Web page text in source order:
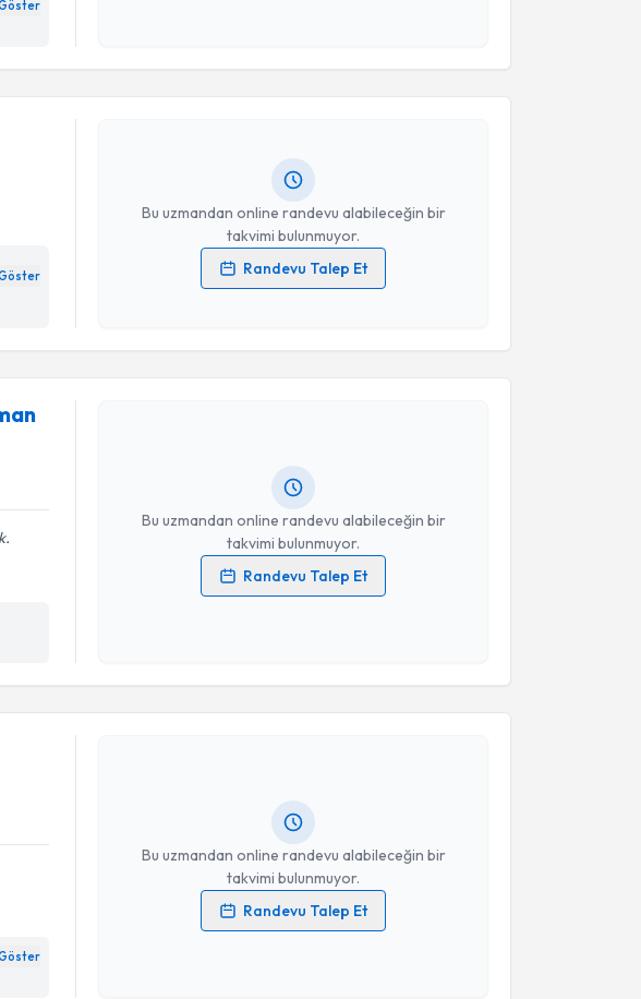
Takvim Talebini Gönder
Bu uzmandan online randevu alabileceğin bir
takvimi bulunmuyor.
Randevu Talep Et
Psk. Hilal Erva Ergüniçin randevu takvimi talebi oluşturun. Size
bu uzmandan randevu almanız için bir takvim hazırlandığında e-
Kişisel verilerimin işlenmesine ilişkinAydınlatma Metni
Bu uzmandan online randevu alabileceğin bir
takvimi bulunmuyor.
Randevu Talep Et
Randevu Takvimi Talebi
Klinik Psikolog Mısra Adıyaman
Kişisel verilerimin işlenmesine ilişkinAydınlatma Metni
Takvim Talebini Gönder
Bu uzmandan online randevu alabileceğin bir
takvimi bulunmuyor.
Randevu Talep Et
Randevu Takvimi Talebi
Psk. Dan. İrem Karakaya
Kişisel verilerimin işlenmesine ilişkinAydınlatma Metni